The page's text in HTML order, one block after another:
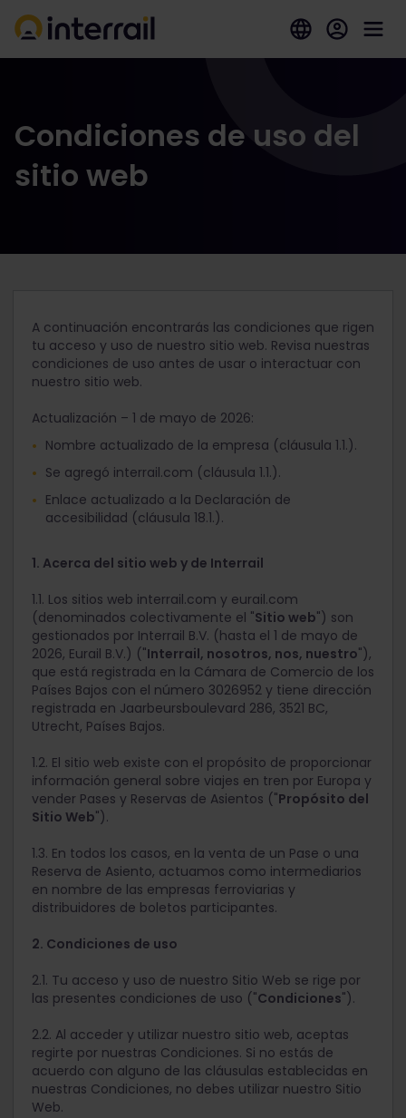
Condiciones de uso del
sitio web
A continuación encontrarás las condiciones que rigen
tu acceso y uso de nuestro sitio web. Revisa nuestras
condiciones de uso antes de usar o interactuar con
nuestro sitio web.
Actualización – 1 de mayo de 2026:
Nombre actualizado de la empresa (cláusula 1.1.).
Se agregó interrail.com (cláusula 1.1.).
Enlace actualizado a la Declaración de
accesibilidad (cláusula 18.1.).
1. Acerca del sitio web y de Interrail
1.1. Los sitios web interrail.com y eurail.com
(denominados colectivamente el "Sitio web") son
gestionados por Interrail B.V. (hasta el 1 de mayo de
2026, Eurail B.V.) ("Interrail, nosotros, nos, nuestro"),
que está registrada en la Cámara de Comercio de los
Países Bajos con el número 3026952 y tiene dirección
registrada en Jaarbeursboulevard 286, 3521 BC,
Utrecht, Países Bajos.
1.2. El sitio web existe con el propósito de proporcionar
información general sobre viajes en tren por Europa y
vender Pases y Reservas de Asientos ("Propósito del
Sitio Web").
1.3. En todos los casos, en la venta de un Pase o una
Reserva de Asiento, actuamos como intermediarios
en nombre de las empresas ferroviarias y
distribuidores de boletos participantes.
2. Condiciones de uso
2.1. Tu acceso y uso de nuestro Sitio Web se rige por
las presentes condiciones de uso ("Condiciones").
2.2. Al acceder y utilizar nuestro sitio web, aceptas
regirte por nuestras Condiciones. Si no estás de
acuerdo con alguno de las cláusulas establecidas en
nuestras Condiciones, no debes utilizar nuestro Sitio
Web.